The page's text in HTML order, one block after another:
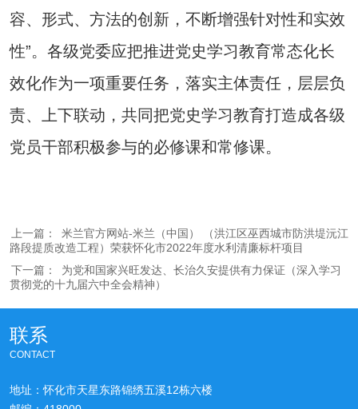
容、形式、方法的创新，不断增强针对性和实效
性”。各级党委应把推进党史学习教育常态化长
效化作为一项重要任务，落实主体责任，层层负
责、上下联动，共同把党史学习教育打造成各级
党员干部积极参与的必修课和常修课。
上一篇：
米兰官方网站-米兰（中国） （洪江区巫西城市防洪堤沅江
路段提质改造工程）荣获怀化市2022年度水利清廉标杆项目
下一篇：
为党和国家兴旺发达、长治久安提供有力保证（深入学习
贯彻党的十九届六中全会精神）
联系
CONTACT
地址：怀化市天星东路锦绣五溪12栋六楼